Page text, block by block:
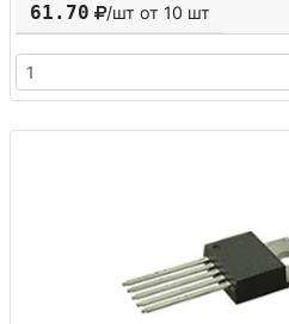
61.70 /шт от 10 шт